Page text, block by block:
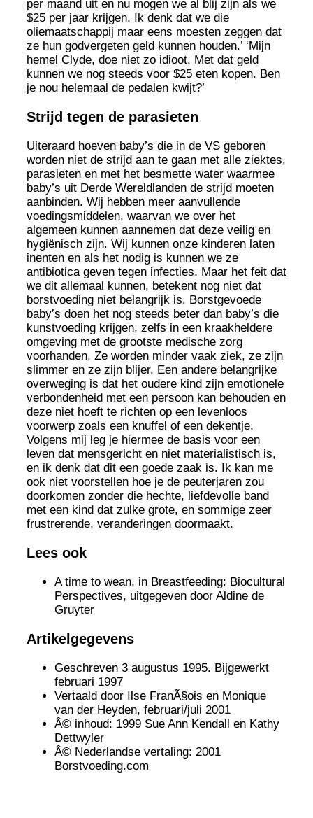
per maand uit en nu mogen we al blij zijn als we
$25 per jaar krijgen. Ik denk dat we die
oliemaatschappij maar eens moesten zeggen dat
ze hun godvergeten geld kunnen houden.’ ‘Mijn
hemel Clyde, doe niet zo idioot. Met dat geld
kunnen we nog steeds voor $25 eten kopen. Ben
je nou helemaal de pedalen kwijt?’
Strijd tegen de parasieten
Uiteraard hoeven baby’s die in de VS geboren
worden niet de strijd aan te gaan met alle ziektes,
parasieten en met het besmette water waarmee
baby’s uit Derde Wereldlanden de strijd moeten
aanbinden. Wij hebben meer aanvullende
voedingsmiddelen, waarvan we over het
algemeen kunnen aannemen dat deze veilig en
hygiënisch zijn. Wij kunnen onze kinderen laten
inenten en als het nodig is kunnen we ze
antibiotica geven tegen infecties. Maar het feit dat
we dit allemaal kunnen, betekent nog niet dat
borstvoeding niet belangrijk is. Borstgevoede
baby’s doen het nog steeds beter dan baby’s die
kunstvoeding krijgen, zelfs in een kraakheldere
omgeving met de grootste medische zorg
voorhanden. Ze worden minder vaak ziek, ze zijn
slimmer en ze zijn blijer. Een andere belangrijke
overweging is dat het oudere kind zijn emotionele
verbondenheid met een persoon kan behouden en
deze niet hoeft te richten op een levenloos
voorwerp zoals een knuffel of een dekentje.
Volgens mij leg je hiermee de basis voor een
leven dat mensgericht en niet materialistisch is,
en ik denk dat dit een goede zaak is. Ik kan me
ook niet voorstellen hoe je de peuterjaren zou
doorkomen zonder die hechte, liefdevolle band
met een kind dat zulke grote, en sommige zeer
frustrerende, veranderingen doormaakt.
Lees ook
A time to wean, in Breastfeeding: Biocultural
Perspectives, uitgegeven door Aldine de
Gruyter
Artikelgegevens
Geschreven 3 augustus 1995. Bijgewerkt
februari 1997
Vertaald door Ilse FranÃ§ois en Monique
van der Heyden, februari/juli 2001
Â© inhoud: 1999 Sue Ann Kendall en Kathy
Dettwyler
Â© Nederlandse vertaling: 2001
Borstvoeding.com